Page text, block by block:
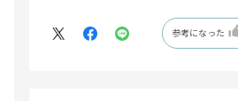
参考になった